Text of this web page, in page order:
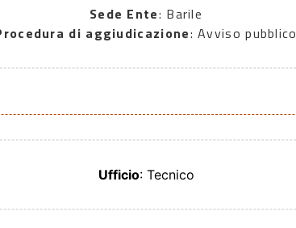
Sede Ente: Barile
di aggiudicazione: Avviso pubblico
Ufficio: Tecnico